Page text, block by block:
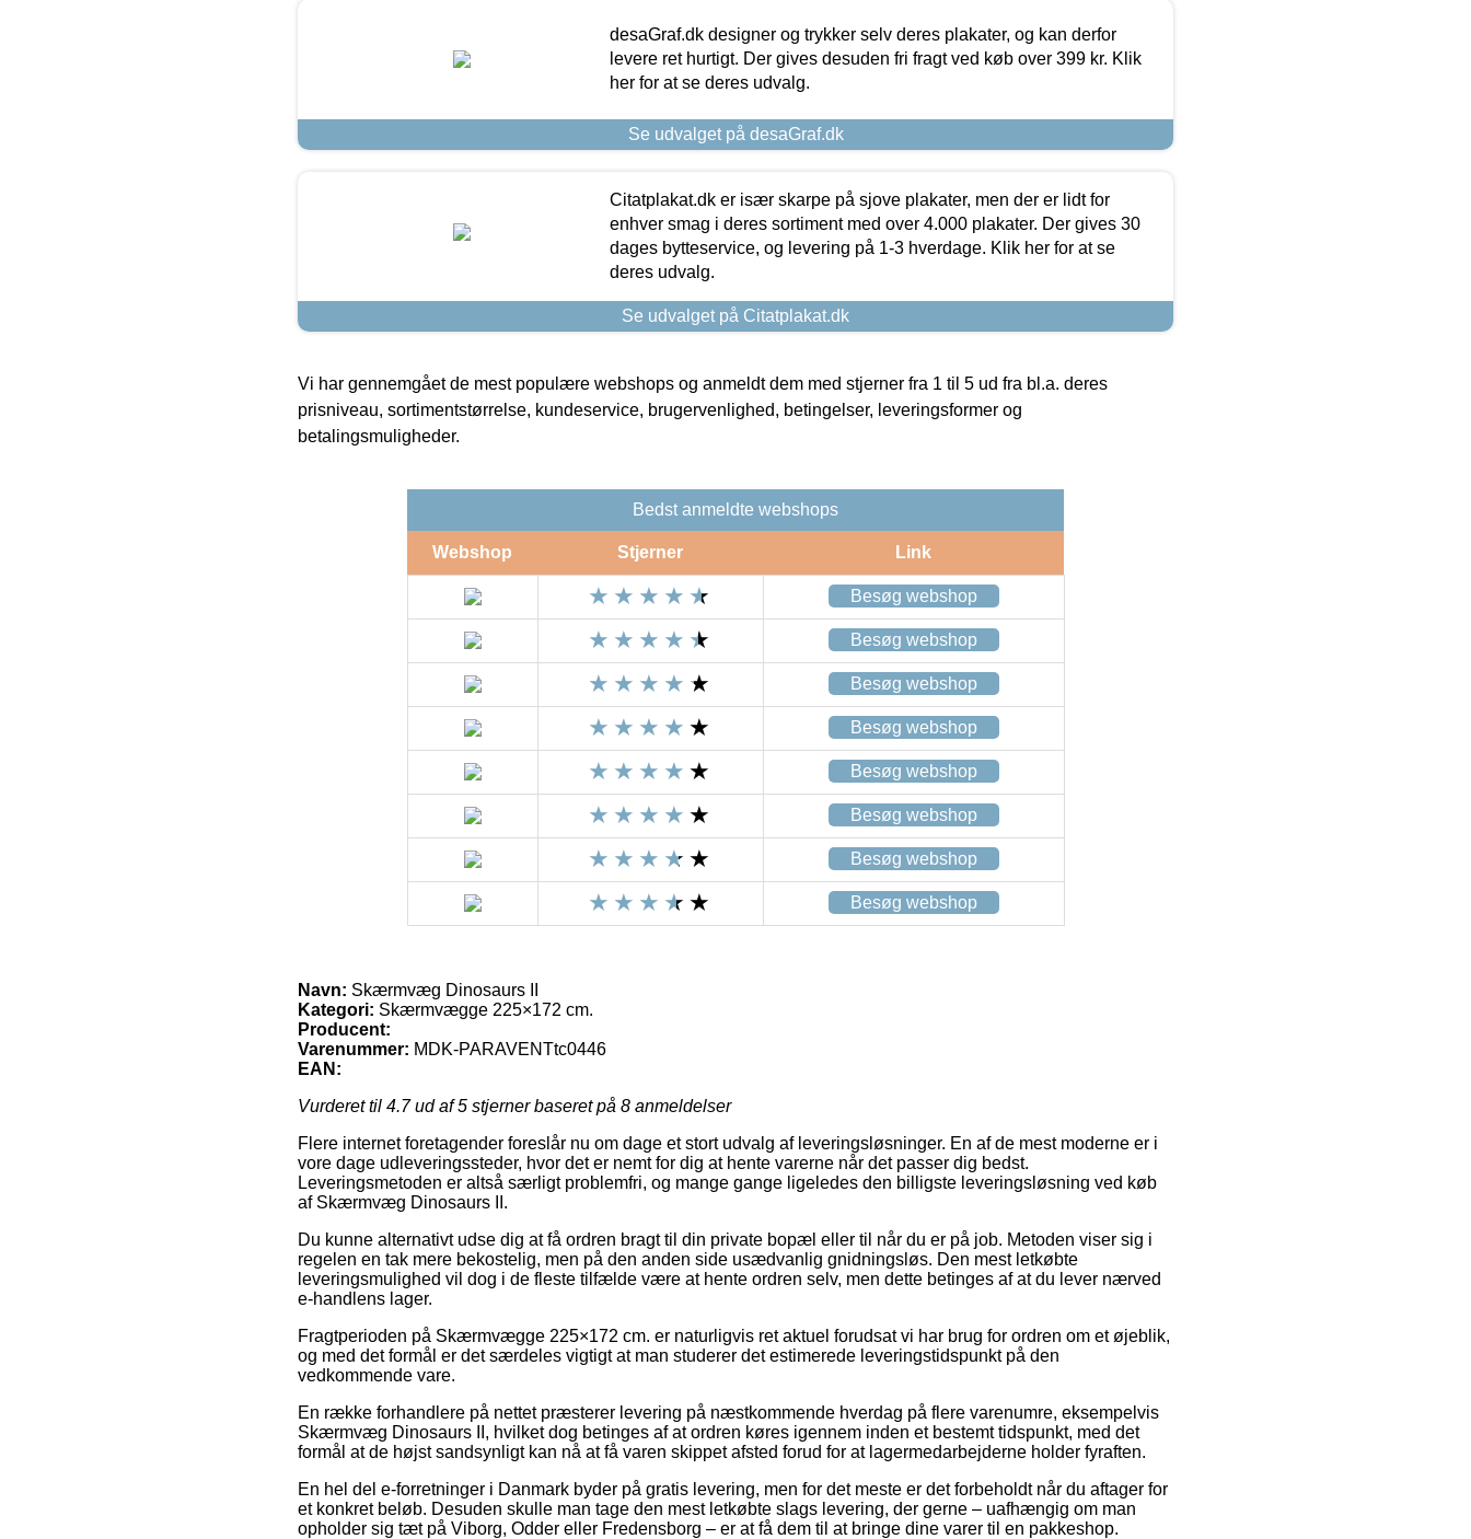
desaGraf.dk designer og trykker selv deres plakater, og kan derfor
levere ret hurtigt. Der gives desuden fri fragt ved køb over 399 kr. Klik
her for at se deres udvalg.
Se udvalget på desaGraf.dk
Citatplakat.dk er især skarpe på sjove plakater, men der er lidt for
enhver smag i deres sortiment med over 4.000 plakater. Der gives 30
dages bytteservice, og levering på 1-3 hverdage. Klik her for at se
deres udvalg.
Se udvalget på Citatplakat.dk
Vi har gennemgået de mest populære webshops og anmeldt dem med stjerner fra 1 til 5 ud fra bl.a. deres
prisniveau, sortimentstørrelse, kundeservice, brugervenlighed, betingelser, leveringsformer og
betalingsmuligheder.
Bedst anmeldte webshops
Webshop Stjerner Link
Besøg webshop
Besøg webshop
Besøg webshop
Besøg webshop
Besøg webshop
Besøg webshop
Besøg webshop
Besøg webshop
Navn: Skærmvæg Dinosaurs II
Kategori: Skærmvægge 225×172 cm.
Producent:
Varenummer: MDK-PARAVENTtc0446
EAN:
Vurderet til 4.7ud af 5 stjerner baseret på 8 anmeldelser
Flere internet foretagender foreslår nu om dage et stort udvalg af leveringsløsninger. En af de mest moderne er i
vore dage udleveringssteder, hvor det er nemt for dig at hente varerne når det passer dig bedst.
Leveringsmetoden er altså særligt problemfri, og mange gange ligeledes den billigste leveringsløsning ved køb
af Skærmvæg Dinosaurs II.
Du kunne alternativt udse dig at få ordren bragt til din private bopæl eller til når du er på job. Metoden viser sig i
regelen en tak mere bekostelig, men på den anden side usædvanlig gnidningsløs. Den mest letkøbte
leveringsmulighed vil dog i de fleste tilfælde være at hente ordren selv, men dette betinges af at du lever nærved
e-handlens lager.
Fragtperioden på Skærmvægge 225×172 cm. er naturligvis ret aktuel forudsat vi har brug for ordren om et øjeblik,
og med det formål er det særdeles vigtigt at man studerer det estimerede leveringstidspunkt på den
vedkommende vare.
En række forhandlere på nettet præsterer levering på næstkommende hverdag på flere varenumre, eksempelvis
Skærmvæg Dinosaurs II, hvilket dog betinges af at ordren køres igennem inden et bestemt tidspunkt, med det
formål at de højst sandsynligt kan nå at få varen skippet afsted forud for at lagermedarbejderne holder fyraften.
En hel del e-forretninger i Danmark byder på gratis levering, men for det meste er det forbeholdt når du aftager for
et konkret beløb. Desuden skulle man tage den mest letkøbte slags levering, der gerne – uafhængig om man
opholder sig tæt på Viborg, Odder eller Fredensborg – er at få dem til at bringe dine varer til en pakkeshop.